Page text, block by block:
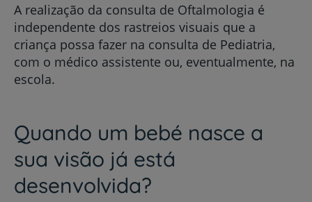
A realização da consulta de Oftalmologia é
independente dos rastreios visuais que a
criança possa fazer na consulta de Pediatria,
com o médico assistente ou, eventualmente, na
escola.
Quando um bebé nasce a
sua visão já está
desenvolvida?